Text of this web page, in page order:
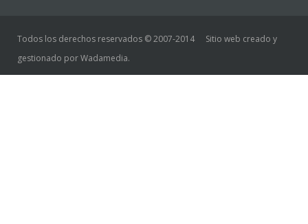
Todos los derechos reservados © 2007-2014
Sitio web creado y
gestionado por Wadamedia.